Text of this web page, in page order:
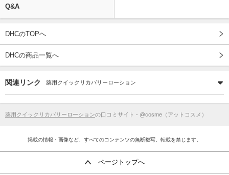
Q&A
DHCのTOPへ
DHCの商品一覧へ
関連リンク 薬用クイックリカバリーローション
薬用クイックリカバリーローションの口コミサイト - @cosme（アットコスメ）
掲載の情報・画像など、すべてのコンテンツの無断複写、転載を禁じます。
ページトップへ